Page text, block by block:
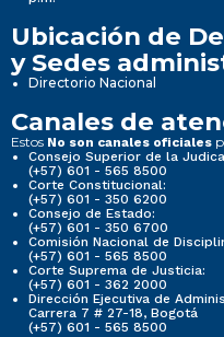
Ubicación de
y Sedes
Directorio Nacional
Canales de
Estos No son canales oficiales
Consejo Superior de la
(+57) 601 - 565 8500
Corte Constitucional:
(+57) 601 - 350 6200
Consejo de Estado:
(+57) 601 - 350 6700
Comisión Nacional de
(+57) 601 - 565 8500
Corte Suprema de Justicia:
(+57) 601 - 362 2000
Dirección Ejecutiva de
Carrera 7 # 27-18, Bogotá
(+57) 601 - 565 8500